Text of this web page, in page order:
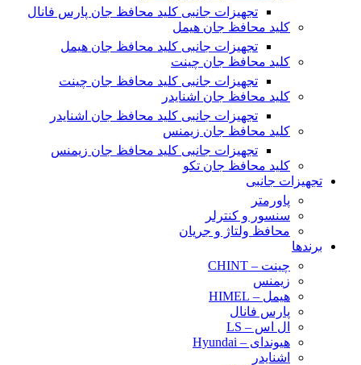
تجهیزات جانبی کلید محافظ جان پارس فانال
کلید محافظ جان هیمل
تجهیزات جانبی کلید محافظ جان هیمل
کلید محافظ جان چینت
تجهیزات جانبی کلید محافظ جان چینت
کلید محافظ جان اشنایدر
تجهیزات جانبی کلید محافظ جان اشنایدر
کلید محافظ جان زیمنس
تجهیزات جانبی کلید محافظ جان زیمنس
کلید محافظ جان تکو
تجهیزات جانبی
پاورمتر
سنسور و کنترلر
محافظ ولتاژ و‌ جریان
برندها
چینت – CHINT
زیمنس
هیمل – HIMEL
پارس فانال
ال اس – LS
هیوندای – Hyundai
اشنایدر